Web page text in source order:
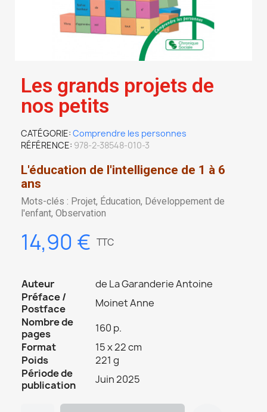
Les grands projets de
nos petits
CATÉGORIE Comprendre les personnes
RÉFÉRENCE 978-2-38548-010-3
L'éducation de l'intelligence de 1 à 6
ans
Mots-clés : Projet, Éducation, Développement de
l'enfant, Observation
14,90 € TTC
Auteur
de La Garanderie Antoine
Préface /
Postface
Moinet Anne
Nombre de
pages
160 p.
Format
15 x 22 cm
Poids
221 g
Période de
publication
Juin 2025